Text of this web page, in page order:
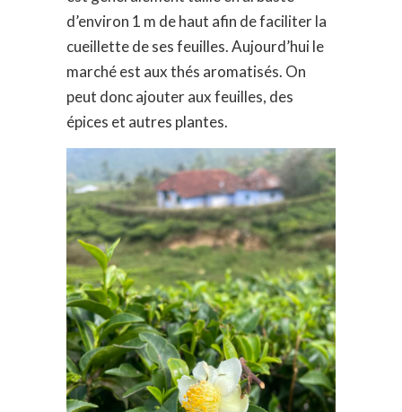
d’environ 1 m de haut afin de faciliter la
cueillette de ses feuilles. Aujourd’hui le
marché est aux thés aromatisés. On
peut donc ajouter aux feuilles, des
épices et autres plantes.